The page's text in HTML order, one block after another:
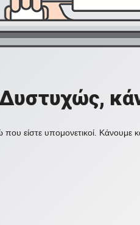
που είστε υπομονετικοί. Κάνουμε